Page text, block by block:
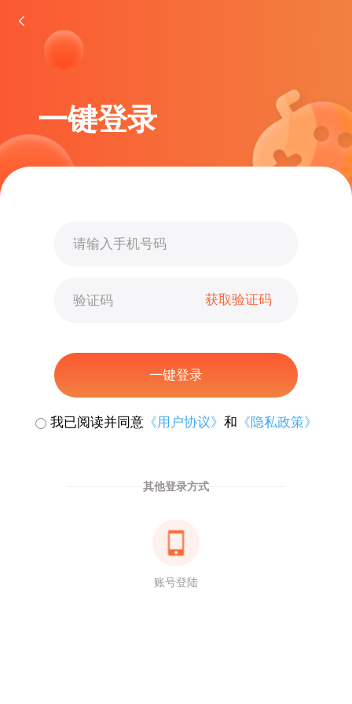
一键登录
获取验证码
一键登录
我已阅读并同意《用户协议》 和 《隐私政策》
其他登录方式
账号登陆